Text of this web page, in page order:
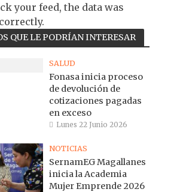
your feed, the data was
QUE LE PODRÍAN INTERESAR
SALUD
Fonasa inicia proceso
de devolución de
cotizaciones pagadas
en exceso
Lunes 22 Junio 2026
NOTICIAS
SernamEG Magallanes
inicia la Academia
Mujer Emprende 2026